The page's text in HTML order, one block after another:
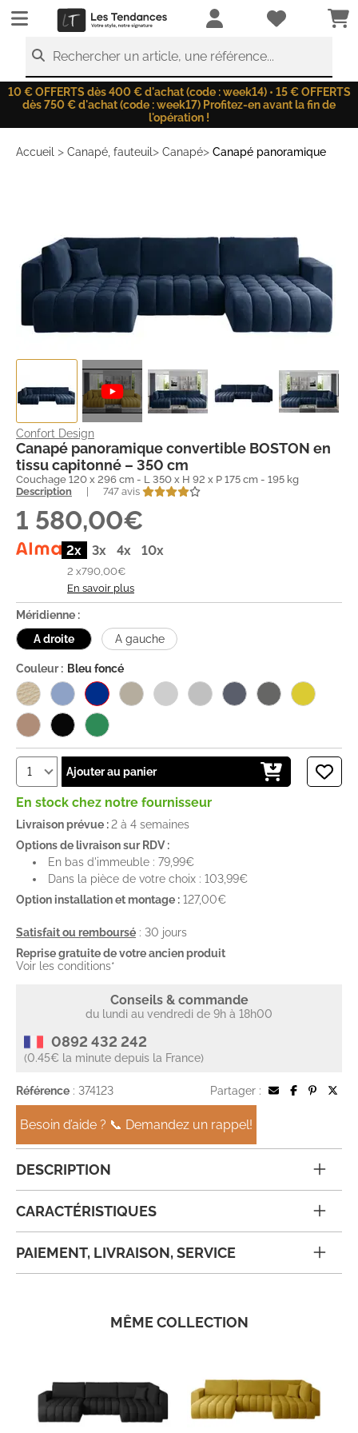
LesTendances.fr
Rechercher un article, une référence...
10 € OFFERTS dès 400 € d'achat (code : week14) • 15 € OFFERTS
dès 750 € d'achat (code : week17) Profitez-en avant la fin de
l'opération !
Accueil > Canapé, fauteuil > Canapé> Canapé panoramique
Confort Design
Canapé panoramique convertible BOSTON en
tissu capitonné – 350 cm
Couchage 120 x 296 cm - L 350 x H 92 x P 175 cm - 195 kg
Description
747 avis
1 580,00€
2x 3x 4x 10x
2 x790,00€
En savoir plus
Méridienne :
A droite
A gauche
Couleur : Bleu foncé
Ajouter au panier
En stock chez notre fournisseur
Livraison prévue :2 à 4 semaines
Options de livraison sur RDV :
En bas d'immeuble : 79,99€
Dans la pièce de votre choix : 103,99€
Option installation et montage : 127,00€
Satisfait ou remboursé : 30 jours
Reprise gratuite de votre ancien produit
Voir les conditions*
Conseils & commande
du lundi au vendredi de 9h à 18h00
0892 432 242
(0.45€ la minute depuis la France)
Référence : 374123 Partager :
Besoin d’aide ? 📞 Demandez un rappel!
DESCRIPTION
CARACTÉRISTIQUES
PAIEMENT, LIVRAISON, SERVICE
MÊME COLLECTION